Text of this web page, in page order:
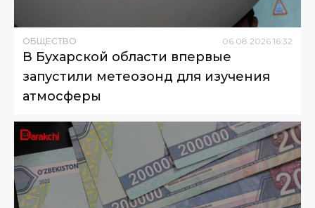
ОБЩЕСТВО 06 08 2026 16:32
В Бухарской области впервые
запустили метеозонд для изучения
атмосферы